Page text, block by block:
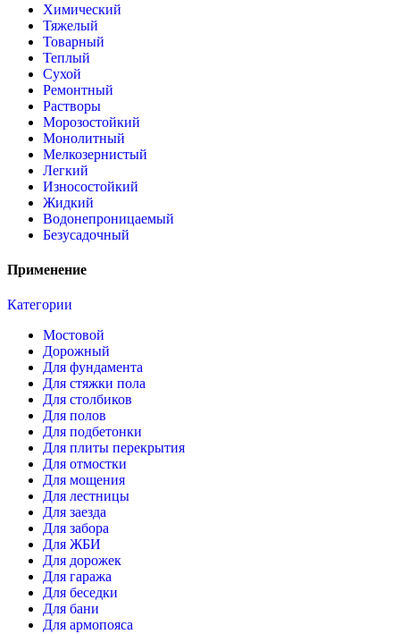
Химический
Тяжелый
Товарный
Теплый
Сухой
Ремонтный
Растворы
Морозостойкий
Монолитный
Мелкозернистый
Легкий
Износостойкий
Жидкий
Водонепроницаемый
Безусадочный
Применение
Категории
Мостовой
Дорожный
Для фундамента
Для стяжки пола
Для столбиков
Для полов
Для подбетонки
Для плиты перекрытия
Для отмостки
Для мощения
Для лестницы
Для заезда
Для забора
Для ЖБИ
Для дорожек
Для гаража
Для беседки
Для бани
Для армопояса